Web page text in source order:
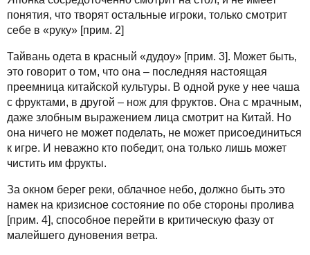
понятия, что творят остальные игроки, только смотрит
себе в «руку» [прим. 2]
Тайвань одета в красный «дудоу» [прим. 3]. Может быть,
это говорит о том, что она – последняя настоящая
преемница китайской культуры. В одной руке у нее чаша
с фруктами, в другой – нож для фруктов. Она с мрачным,
даже злобным выражением лица смотрит на Китай. Но
она ничего не может поделать, не может присоединиться
к игре. И неважно кто победит, она только лишь может
чистить им фрукты.
За окном берег реки, облачное небо, должно быть это
намек на кризисное состояние по обе стороны пролива
[прим. 4], способное перейти в критическую фазу от
малейшего дуновения ветра.